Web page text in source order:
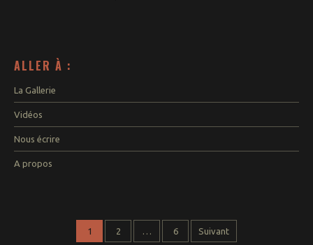
ALLER À :
La Gallerie
Vidéos
Nous écrire
A propos
1 2 6 Suivant